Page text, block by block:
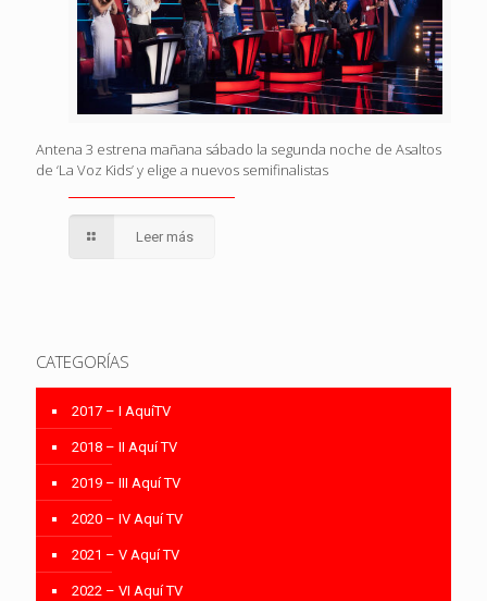
Antena 3 estrena mañana sábado la segunda noche de Asaltos
de ‘La Voz Kids’ y elige a nuevos semifinalistas
Leer más
CATEGORÍAS
2017 – I AquíTV
2018 – II Aquí TV
2019 – III Aquí TV
2020 – IV Aquí TV
2021 – V Aquí TV
2022 – VI Aquí TV